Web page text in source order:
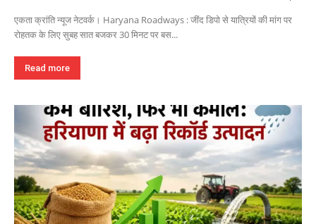
एकता क्रांति न्यूज नेटवर्क। Haryana Roadways : जींद डिपो से यात्रियों की मांग पर
रोहतक के लिए सुबह सात बजकर 30 मिनट पर बस...
Read more